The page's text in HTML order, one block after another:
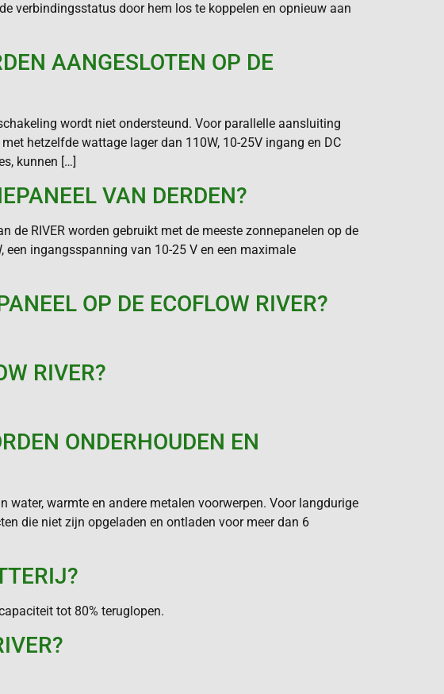
verbindingsstatus door hem los te koppelen en opnieuw aan
AANGESLOTEN OP DE
wordt niet ondersteund. Voor parallelle aansluiting
hetzelfde wattage lager dan 110W, 10-25V ingang en DC
kunnen […]
VAN DERDEN?
de RIVER worden gebruikt met de meeste zonnepanelen op de
ingangsspanning van 10-25 V en een maximale
OP DE ECOFLOW RIVER?
RIVER?
ONDERHOUDEN EN
water, warmte en andere metalen voorwerpen. Voor langdurige
die niet zijn opgeladen en ontladen voor meer dan 6
tot 80% teruglopen.